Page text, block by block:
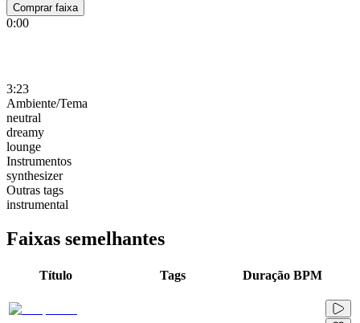
Comprar faixa
0:00
3:23
Ambiente/Tema
neutral
dreamy
lounge
Instrumentos
synthesizer
Outras tags
instrumental
Faixas semelhantes
Título Tags Duração BPM